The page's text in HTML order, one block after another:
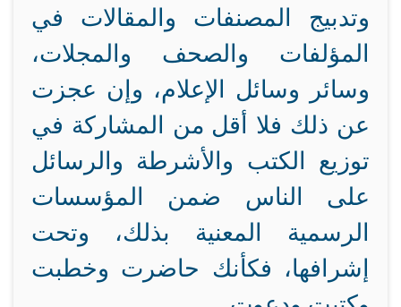
وتدبيج المصنفات والمقالات في
المؤلفات والصحف والمجلات،
وسائر وسائل الإعلام، وإن عجزت
عن ذلك فلا أقل من المشاركة في
توزيع الكتب والأشرطة والرسائل
على الناس ضمن المؤسسات
الرسمية المعنية بذلك، وتحت
إشرافها، فكأنك حاضرت وخطبت